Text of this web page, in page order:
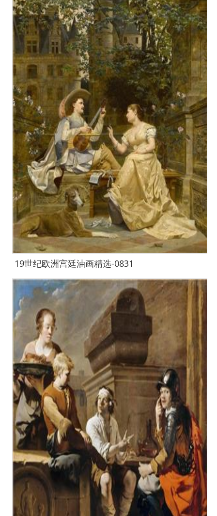
19世纪欧洲宫廷油画精选-0831